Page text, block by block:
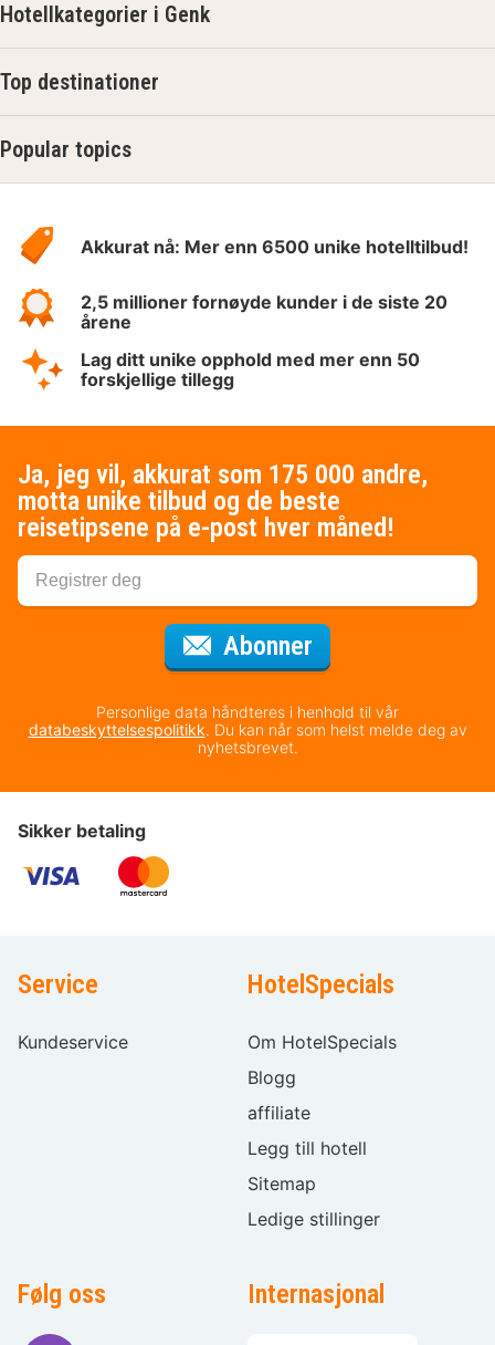
Hotellkategorier i Genk
Top destinationer
Popular topics
Hotelspecials
Akkurat nå: Mer enn 6500 unike hotelltilbud!
2,5 millioner fornøyde kunder i de siste 20
årene
Lag ditt unike opphold med mer enn 50
forskjellige tillegg
Ja, jeg vil, akkurat som 175 000 andre,
motta unike tilbud og de beste
reisetipsene på e-post hver måned!
Abonner
Personlige data håndteres i henhold til vår
databeskyttelsespolitikk. Du kan når som helst melde deg av
nyhetsbrevet.
Sikker betaling
Service
Kundeservice
HotelSpecials
Om HotelSpecials
Blogg
affiliate
Legg till hotell
Sitemap
Ledige stillinger
Følg oss Internasjonal